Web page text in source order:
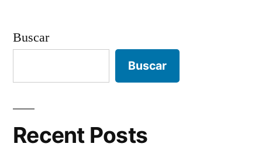
Buscar
Buscar
Recent Posts